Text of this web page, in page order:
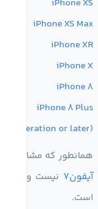
iPhone XS
iPhone XS Max
iPhone XR
iPhone X
iPhone 8
iPhone 8 Plus
generation or later)
همانطور که مشاهده
آیفون7
نیست و
است.